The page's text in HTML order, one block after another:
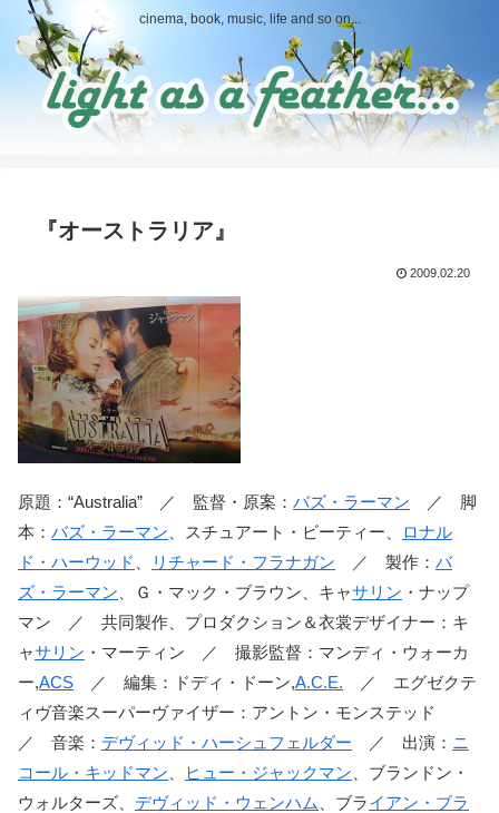
cinema, book, music, life and so on...
『オーストラリア』
2009.02.20
原題：“Australia” ／ 監督・原案： バズ・ラーマン ／ 脚
本： バズ・ラーマン 、スチュアート・ビーティー、
ロナル
ド・ハーウッド
リチャード・フラナガン ／ 製作： バ
ズ・ラーマン 、Ｇ・マック・ブラウン、キャサリン ・ナップ
マン ／ 共同製作、プロダクション＆衣裳デザイナー：キ
ャサリン ・マーティン ／ 撮影監督：マンディ・ウォーカ
ー,ACS ／ 編集：ドディ・ドーン,A.C.E. ／ エグゼクテ
ィヴ音楽スーパーヴァイザー：アントン・モンステッド
／ 音楽： デヴィッド・ハーシュフェルダー ／ 出演： ニ
コール・キッドマン
ヒュー・ジャックマン 、ブランドン・
ウォルターズ、 デヴィッド・ウェンハム 、ブライアン・ブラ